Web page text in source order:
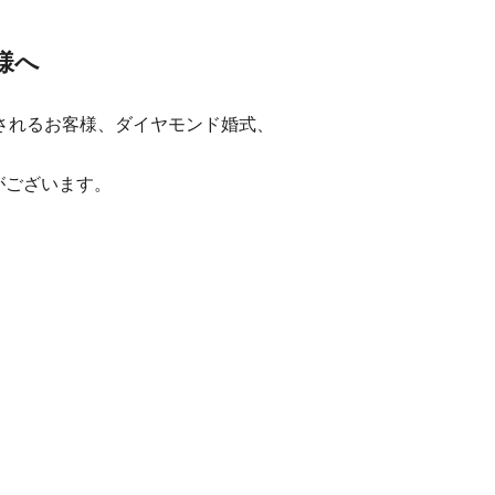
へ
るお客様、ダイヤモンド婚式、
ざいます。